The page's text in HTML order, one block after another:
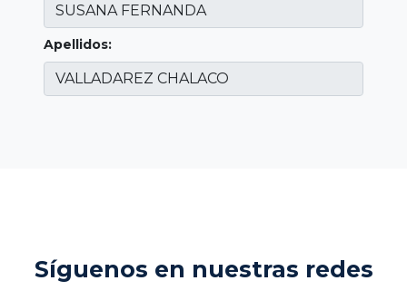
Apellidos:
Síguenos en nuestras redes